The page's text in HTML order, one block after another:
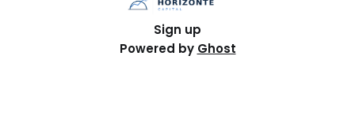
Sign up
Powered by Ghost